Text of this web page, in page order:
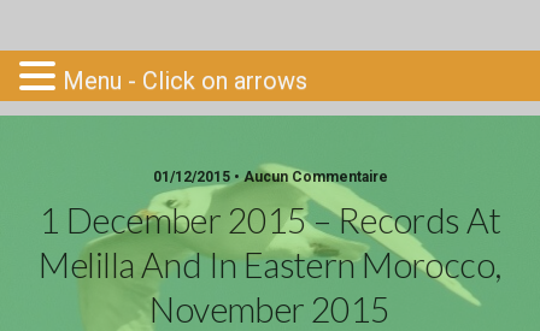
Go-South
01/12/2015 • Aucun Commentaire
1 December 2015 – Records At
Melilla And In Eastern Morocco,
November 2015
Menu - Click on arrows